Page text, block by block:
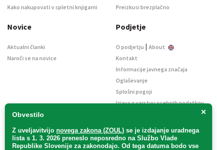
×
Obvestilo
Z uveljavitvijo novega zakona (ZOUL) se je izdajanje uradnega
lista s 1. 3. 2026 preneslo neposredno na Službo Vlade
Republike Slovenije za zakonodajo. Od tega datuma bodo vse
Kako nakupovati v spletni knjigarni
Preizkusi brezplačno
Novice
Aktualni članki
Naroči se na novice
Podjetje
O podjetju | About
Kontakt
Informacije javnega značaja
Oglaševanje
Splošni pogoji
Izjava o varstvu osebnih podatkov